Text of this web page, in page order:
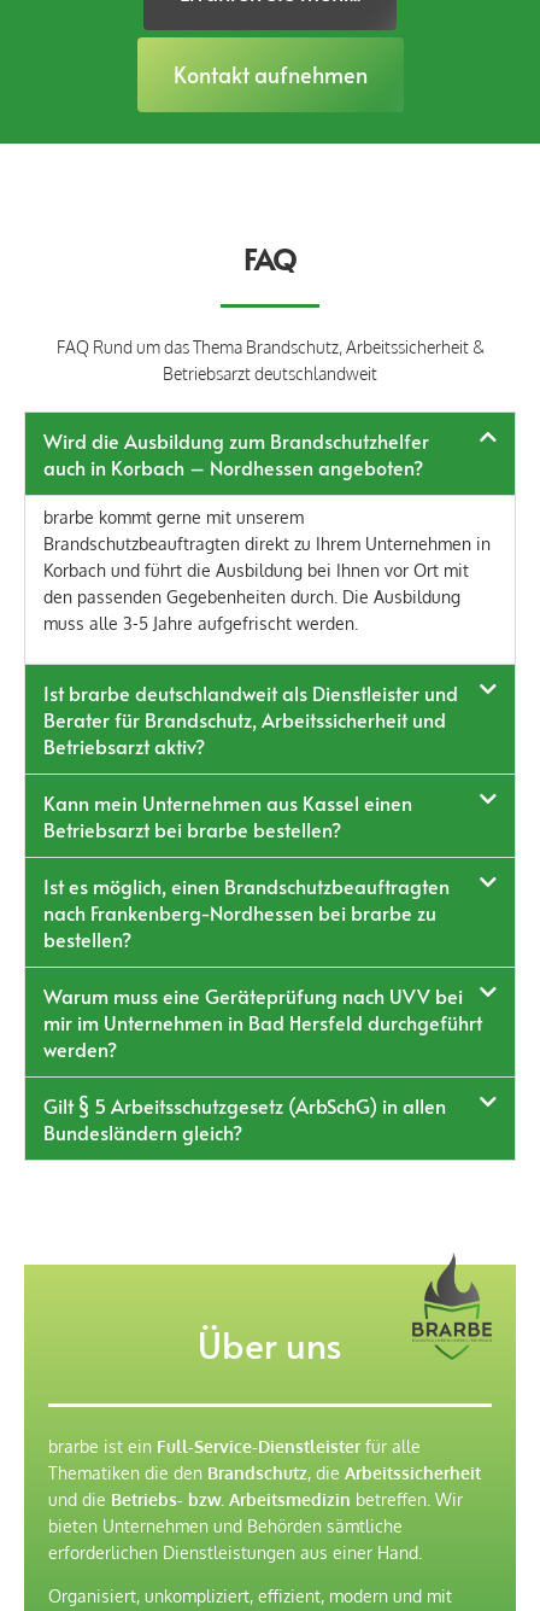
Kontakt aufnehmen
FAQ
FAQ Rund um das Thema Brandschutz, Arbeitssicherheit &
Betriebsarzt deutschlandweit
Wird die Ausbildung zum Brandschutzhelfer
auch in Korbach – Nordhessen angeboten?
brarbe kommt gerne mit unserem
Brandschutzbeauftragten direkt zu Ihrem Unternehmen in
Korbach und führt die Ausbildung bei Ihnen vor Ort mit
den passenden Gegebenheiten durch. Die Ausbildung
muss alle 3-5 Jahre aufgefrischt werden.
Ist brarbe deutschlandweit als Dienstleister und
Berater für Brandschutz, Arbeitssicherheit und
Betriebsarzt aktiv?
Kann mein Unternehmen aus Kassel einen
Betriebsarzt bei brarbe bestellen?
Ist es möglich, einen Brandschutzbeauftragten
nach Frankenberg-Nordhessen bei brarbe zu
bestellen?
Warum muss eine Geräteprüfung nach UVV bei
mir im Unternehmen in Bad Hersfeld durchgeführt
werden?
Gilt § 5 Arbeitsschutzgesetz (ArbSchG) in allen
Bundesländern gleich?
Über uns
brarbe ist ein Full-Service-Dienstleisterfür alle
Thematiken die den Brandschutz, die Arbeitssicherheit
und die Betriebs- bzw. Arbeitsmedizin betreffen. Wir
bieten Unternehmen und Behörden sämtliche
erforderlichen Dienstleistungen aus einer Hand.
Organisiert, unkompliziert, effizient, modern und mit